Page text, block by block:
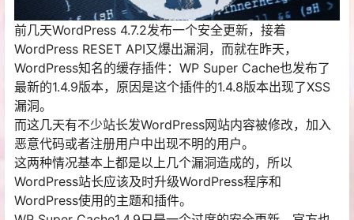
前几天WordPress 4.7.2发布一个安全更新，接着
WordPress RESET API又爆出漏洞，而就在昨天，
WordPress知名的缓存插件：WP Super Cache也发布了
最新的1.4.9版本，原因是这个插件的1.4.8版本出现了XSS
漏洞。
而这几天有不少站长发WordPress网站内容被修改，加入
恶意代码或者注册用户中出现不明的用户。
这两种情况基本上都是以上几个漏洞造成的，所以
WordPress站长应该及时升级WordPress程序和
WordPress使用的主题和插件。